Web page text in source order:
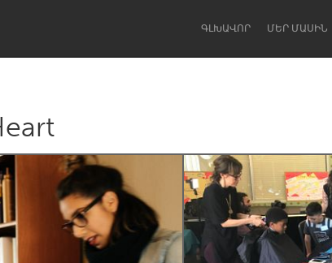
ԳԼԽԱՎՈՐ ՄԵՐ ՄԱՍԻՆ